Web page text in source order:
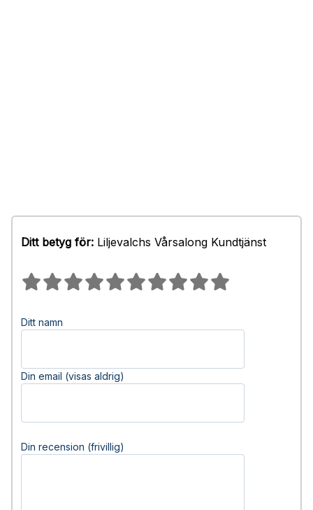
Ditt betyg för: Liljevalchs Vårsalong Kundtjänst
Ditt namn
Din email (visas aldrig)
Din recension (frivillig)